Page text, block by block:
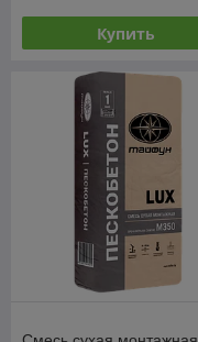
Купить